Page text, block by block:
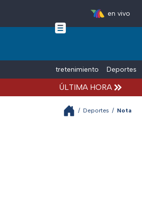
Skip to main content
en vivo
Entretenimiento Deportes
ÚLTIMA HORA
/ Deportes / Nota